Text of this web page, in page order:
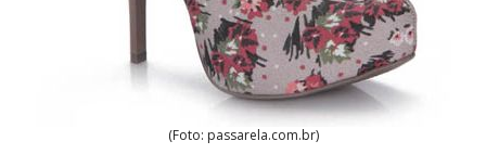
(Foto: passarela.com.br)